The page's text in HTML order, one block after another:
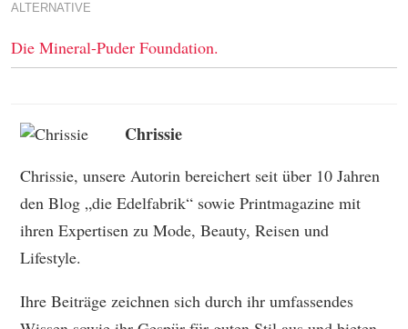
ALTERNATIVE
Die Mineral-Puder Foundation.
Chrissie
Chrissie, unsere Autorin bereichert seit über 10 Jahren
den Blog „die Edelfabrik“ sowie Printmagazine mit
ihren Expertisen zu Mode, Beauty, Reisen und
Lifestyle.
Ihre Beiträge zeichnen sich durch ihr umfassendes